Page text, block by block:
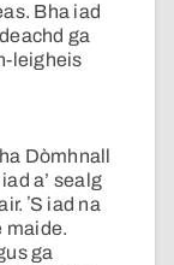
Bha iad
ga
leigheis
Dòmhnall
a’ sealg
ʼS iad na
maide.
ga